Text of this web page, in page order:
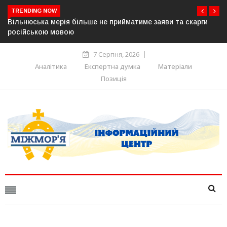
TRENDING NOW
В Угорщині можуть обрати нового президента вже 11
серпня — фракція «Тиси»
7 Серпня, 2026
Аналітика
Експертна думка
Матеріали
Позиція